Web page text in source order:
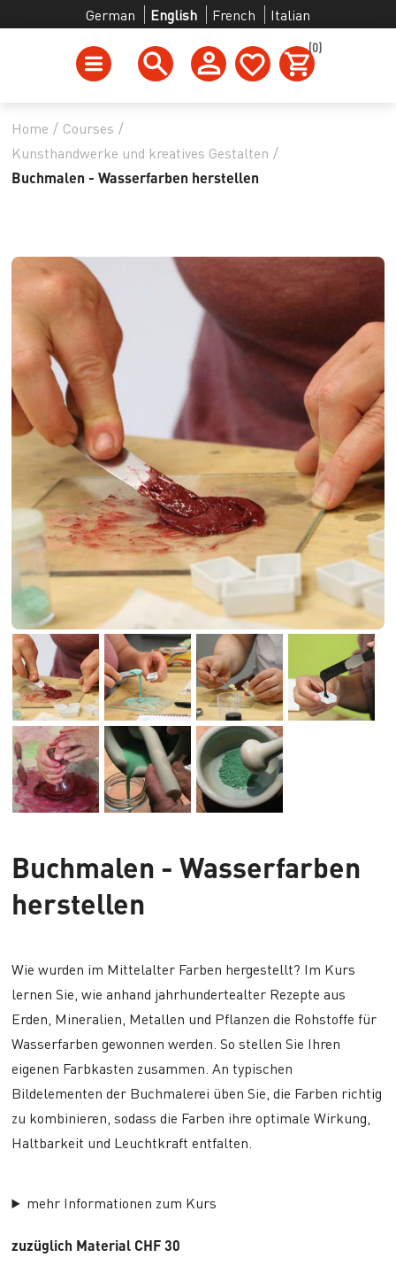
German English French Italian
(0)
Home / Courses /
Kunsthandwerke und kreatives Gestalten /
Buchmalen - Wasserfarben herstellen
Buchmalen - Wasserfarben
herstellen
Wie wurden im Mittelalter Farben hergestellt? Im Kurs
lernen Sie, wie anhand jahrhundertealter Rezepte aus
Erden, Mineralien, Metallen und Pflanzen die Rohstoffe für
Wasserfarben gewonnen werden. So stellen Sie Ihren
eigenen Farbkasten zusammen. An typischen
Bildelementen der Buchmalerei üben Sie, die Farben richtig
zu kombinieren, sodass die Farben ihre optimale Wirkung,
Haltbarkeit und Leuchtkraft entfalten.
mehr Informationen zum Kurs
zuzüglich Material CHF 30